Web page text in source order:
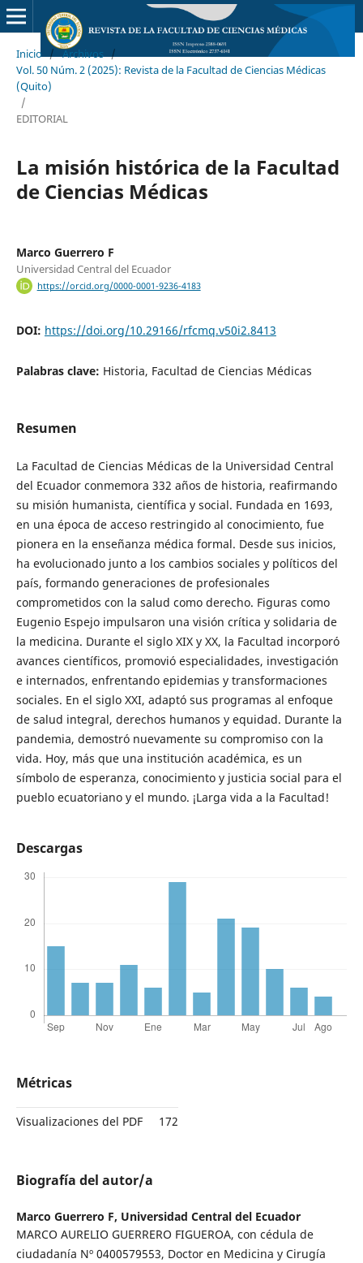
Inicio / Archivos /
Vol. 50 Núm. 2 (2025): Revista de la Facultad de Ciencias Médicas
(Quito)
/
EDITORIAL
La misión histórica de la Facultad
de Ciencias Médicas
Marco Guerrero F
Universidad Central del Ecuador
https://orcid.org/0000-0001-9236-4183
DOI: https://doi.org/10.29166/rfcmq.v50i2.8413
Palabras clave: Historia, Facultad de Ciencias Médicas
Resumen
La Facultad de Ciencias Médicas de la Universidad Central
del Ecuador conmemora 332 años de historia, reafirmando
su misión humanista, científica y social. Fundada en 1693,
en una época de acceso restringido al conocimiento, fue
pionera en la enseñanza médica formal. Desde sus inicios,
ha evolucionado junto a los cambios sociales y políticos del
país, formando generaciones de profesionales
comprometidos con la salud como derecho. Figuras como
Eugenio Espejo impulsaron una visión crítica y solidaria de
la medicina. Durante el siglo XIX y XX, la Facultad incorporó
avances científicos, promovió especialidades, investigación
e internados, enfrentando epidemias y transformaciones
sociales. En el siglo XXI, adaptó sus programas al enfoque
de salud integral, derechos humanos y equidad. Durante la
pandemia, demostró nuevamente su compromiso con la
vida. Hoy, más que una institución académica, es un
símbolo de esperanza, conocimiento y justicia social para el
pueblo ecuatoriano y el mundo. ¡Larga vida a la Facultad!
Descargas
Métricas
Visualizaciones del PDF 172
Biografía del autor/a
Marco Guerrero F, Universidad Central del Ecuador
MARCO AURELIO GUERRERO FIGUEROA, con cédula de
ciudadanía Nº 0400579553, Doctor en Medicina y Cirugía